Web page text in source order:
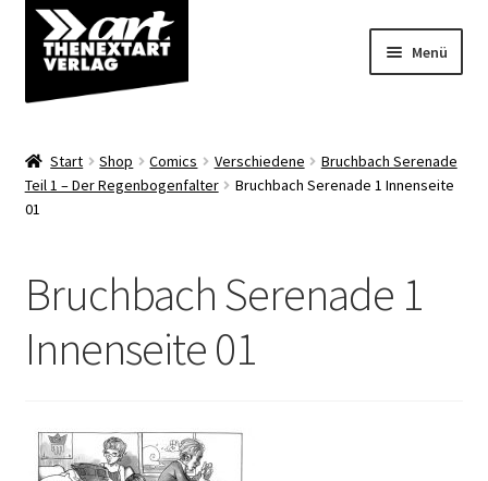
Zur
Navigation
springen
Zum
Inhalt
springen
Menü
Shop
Start Shop Comics Verschiedene
Bruchbach Serenade
Teil 1 – Der Regenbogenfalter
Bruchbach Serenade 1 Innenseite
01
Bruchbach Serenade 1
Innenseite 01